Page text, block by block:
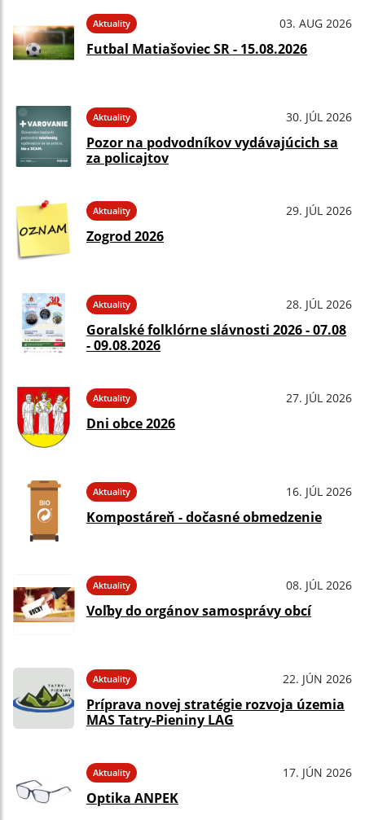
Aktuality 03. AUG 2026
Futbal Matiašoviec SR - 15.08.2026
Aktuality 30. JÚL 2026
Pozor na podvodníkov vydávajúcich sa
za policajtov
Aktuality 29. JÚL 2026
Zogrod 2026
Aktuality 28. JÚL 2026
Goralské folklórne slávnosti 2026 - 07.08
- 09.08.2026
Aktuality 27. JÚL 2026
Dni obce 2026
Aktuality 16. JÚL 2026
Kompostáreň - dočasné obmedzenie
Aktuality 08. JÚL 2026
Voľby do orgánov samosprávy obcí
Aktuality 22. JÚN 2026
Príprava novej stratégie rozvoja územia
MAS Tatry-Pieniny LAG
Aktuality 17. JÚN 2026
Optika ANPEK